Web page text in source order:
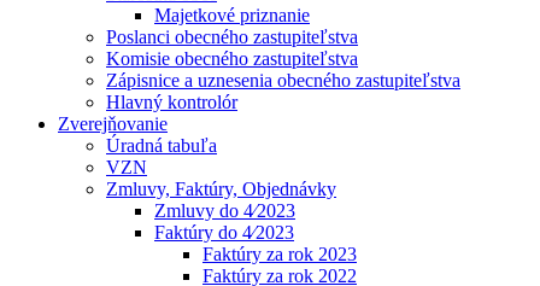
Majetkové priznanie
Poslanci obecného zastupiteľstva
Komisie obecného zastupiteľstva
Zápisnice a uznesenia obecného zastupiteľstva
Hlavný kontrolór
Zverejňovanie
Úradná tabuľa
VZN
Zmluvy, Faktúry, Objednávky
Zmluvy do 4⁄2023
Faktúry do 4⁄2023
Faktúry za rok 2023
Faktúry za rok 2022